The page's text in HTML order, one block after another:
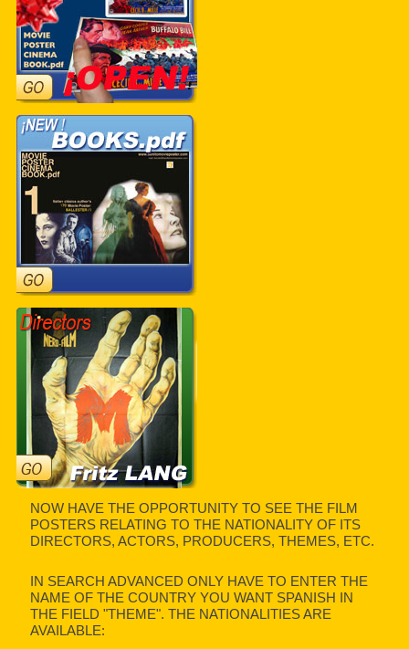
NOW HAVE THE OPPORTUNITY TO SEE THE FILM
POSTERS RELATING TO THE NATIONALITY OF ITS
DIRECTORS, ACTORS, PRODUCERS, THEMES, ETC.
IN SEARCH ADVANCED ONLY HAVE TO ENTER THE
NAME OF THE COUNTRY YOU WANT SPANISH IN
THE FIELD "THEME". THE NATIONALITIES ARE
AVAILABLE: